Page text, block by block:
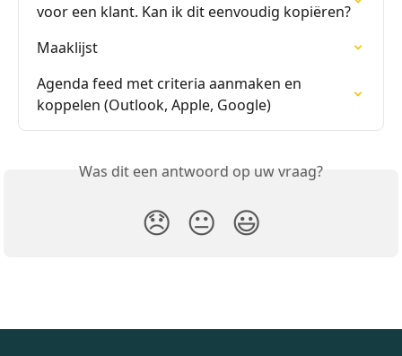
voor een klant. Kan ik dit eenvoudig kopiëren?
Maaklijst
Agenda feed met criteria aanmaken en
koppelen (Outlook, Apple, Google)
Was dit een antwoord op uw vraag?
😞 😐 😃